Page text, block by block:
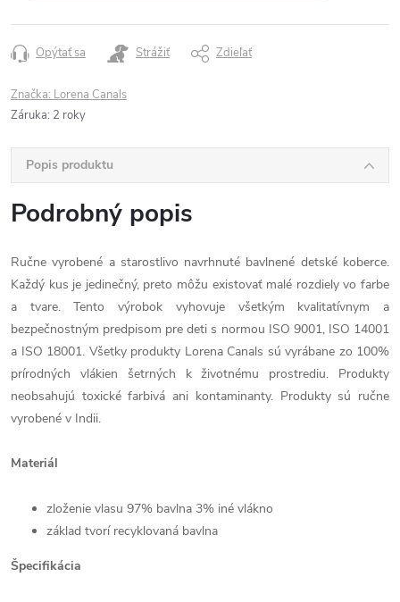
Opýtať sa Strážiť Zdieľať
Značka: Lorena Canals
Záruka: 2 roky
Popis produktu
Podrobný popis
Ručne vyrobené a starostlivo navrhnuté bavlnené detské koberce.
Každý kus je jedinečný, preto môžu existovať malé rozdiely vo farbe
a tvare. Tento výrobok vyhovuje všetkým kvalitatívnym a
bezpečnostným predpisom pre deti s normou ISO 9001, ISO 14001
a ISO 18001. Všetky produkty Lorena Canals sú vyrábane zo 100%
prírodných vlákien šetrných k životnému prostrediu. Produkty
neobsahujú toxické farbivá ani kontaminanty. Produkty sú ručne
vyrobené v Indii.
Materiál
zloženie vlasu 97% bavlna 3% iné vlákno
základ tvorí recyklovaná bavlna
Špecifikácia